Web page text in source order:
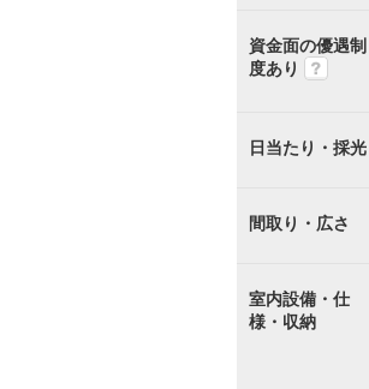
資金面の優遇制
度あり
日当たり・採光
間取り・広さ
室内設備・仕
様・収納